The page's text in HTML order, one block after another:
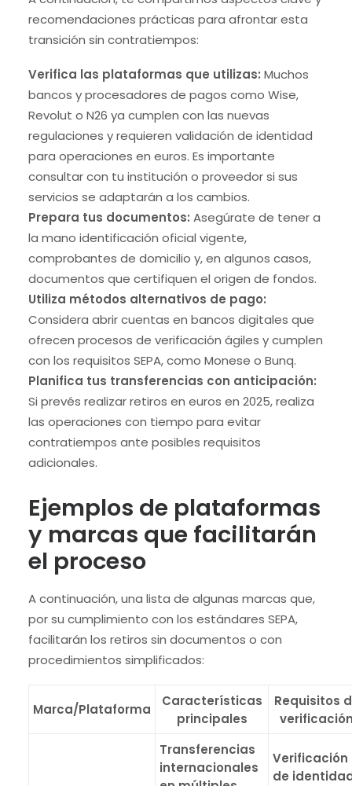
recomendaciones prácticas para afrontar esta
transición sin contratiempos:
Verifica las plataformas que utilizas: Muchos
bancos y procesadores de pagos como Wise,
Revolut o N26 ya cumplen con las nuevas
regulaciones y requieren validación de identidad
para operaciones en euros. Es importante
consultar con tu institución o proveedor si sus
servicios se adaptarán a los cambios.
Prepara tus documentos: Asegúrate de tener a
la mano identificación oficial vigente,
comprobantes de domicilio y, en algunos casos,
documentos que certifiquen el origen de fondos.
Utiliza métodos alternativos de pago:
Considera abrir cuentas en bancos digitales que
ofrecen procesos de verificación ágiles y cumplen
con los requisitos SEPA, como Monese o Bunq.
Planifica tus transferencias con anticipación:
Si prevés realizar retiros en euros en 2025, realiza
las operaciones con tiempo para evitar
contratiempos ante posibles requisitos
adicionales.
Ejemplos de plataformas
y marcas que facilitarán
el proceso
A continuación, una lista de algunas marcas que,
por su cumplimiento con los estándares SEPA,
facilitarán los retiros sin documentos o con
procedimientos simplificados:
Marca/Plataforma
Características
principales
Requisitos
Transferencias
internacionales
Verificación
de